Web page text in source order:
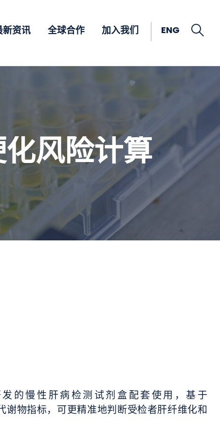
新资讯 全球合作 加入我们 ENG
风险计算
的慢性肝病检测试剂盒配套使用，基于
物指标，可更精准地判断受检者肝纤维化和